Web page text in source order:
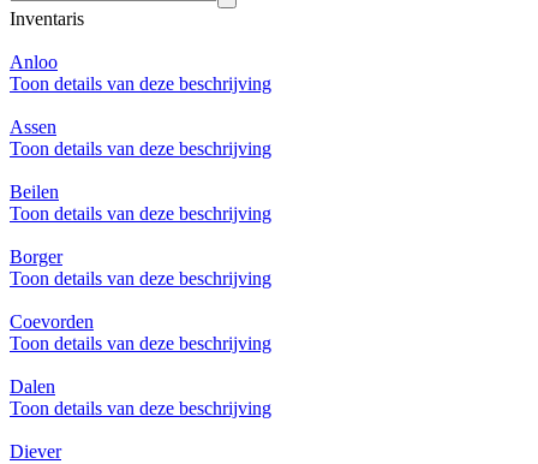
Inventaris
Anloo
Toon details van deze beschrijving
Assen
Toon details van deze beschrijving
Beilen
Toon details van deze beschrijving
Borger
Toon details van deze beschrijving
Coevorden
Toon details van deze beschrijving
Dalen
Toon details van deze beschrijving
Diever